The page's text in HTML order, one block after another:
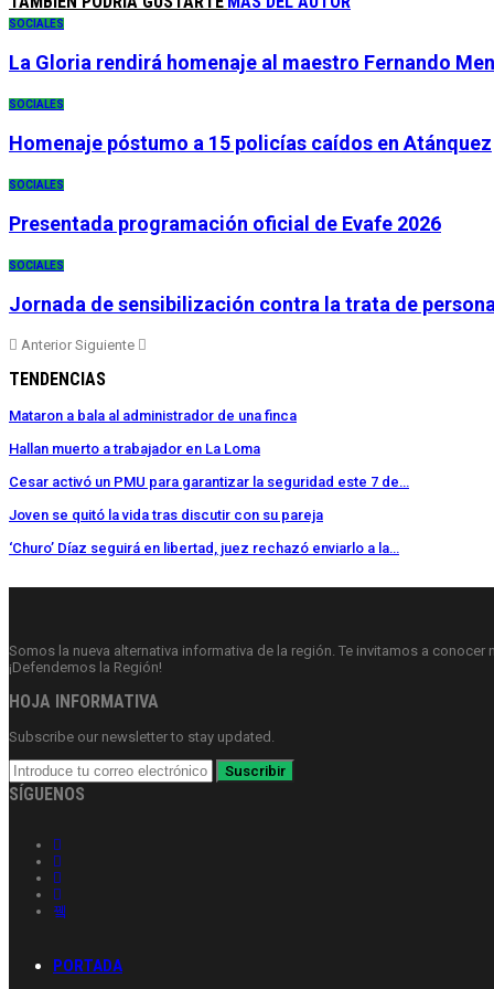
SOCIALES
La Gloria rendirá homenaje al maestro Fernando
SOCIALES
Homenaje póstumo a 15 policías caídos en Atánquez
SOCIALES
Presentada programación oficial de Evafe 2026
SOCIALES
Jornada de sensibilización contra la trata de
Anterior Siguiente
TENDENCIAS
Mataron a bala al administrador de una finca
Hallan muerto a trabajador en La Loma
Cesar activó un PMU para garantizar la seguridad este 7 de…
Joven se quitó la vida tras discutir con su pareja
‘Churo’ Díaz seguirá en libertad, juez rechazó enviarlo a la…
Somos la nueva alternativa informativa de la región. Te invitamos a
¡Defendemos la Región!
HOJA INFORMATIVA
Subscribe our newsletter to stay updated.
Suscribir
SÍGUENOS
PORTADA